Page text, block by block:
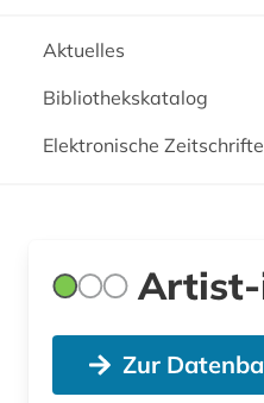
Aktuelles
Bibliothekskatalog
Elektronische
Zur